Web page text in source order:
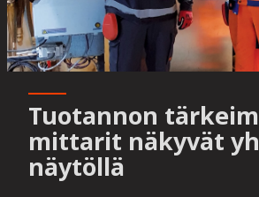
Tuotannon
mittarit näkyvät
näytöllä